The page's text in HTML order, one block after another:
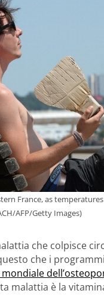
France, as
AFP/Getty Images)
che colpisce
che i
malattia è la